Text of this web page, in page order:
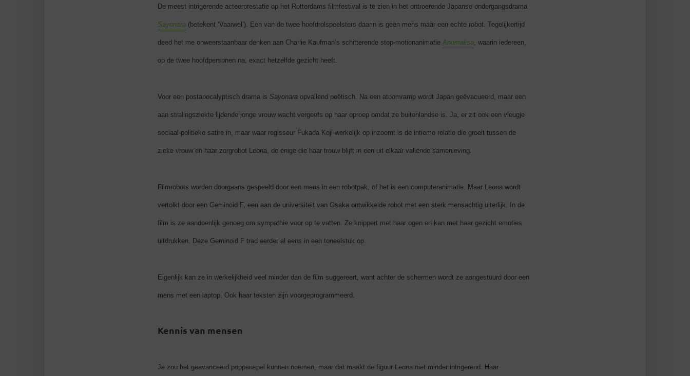
De meest intrigerende acteerprestatie op het Rotterdams filmfestival is te zien in het ontroerende Japanse ondergangsdrama
Sayonara (betekent ‘Vaarwel’). Een van de twee hoofdrolspeelsters daarin is geen mens maar een echte robot. Tegelijkertijd
deed het me onweerstaanbaar denken aan Charlie Kaufman’s schitterende stop-motionanimatie Anomalisa, waarin iedereen,
op de twee hoofdpersonen na, exact hetzelfde gezicht heeft.
Voor een postapocalyptisch drama is Sayonara opvallend poëtisch. Na een atoomramp wordt Japan geëvacueerd, maar een
aan stralingsziekte lijdende jonge vrouw wacht vergeefs op haar oproep omdat ze buitenlandse is. Ja, er zit ook een vleugje
sociaal-politieke satire in, maar waar regisseur Fukada Koji werkelijk op inzoomt is de intieme relatie die groeit tussen de
zieke vrouw en haar zorgrobot Leona, de enige die haar trouw blijft in een uit elkaar vallende samenleving.
Filmrobots worden doorgaans gespeeld door een mens in een robotpak, of het is een computeranimatie. Maar Leona wordt
vertolkt door een Geminoid F, een aan de universiteit van Osaka ontwikkelde robot met een sterk mensachtig uiterlijk. In de
film is ze aandoenlijk genoeg om sympathie voor op te vatten. Ze knippert met haar ogen en kan met haar gezicht emoties
uitdrukken. Deze Geminoid F trad eerder al eens in een toneelstuk op.
Eigenlijk kan ze in werkelijkheid veel minder dan de film suggereert, want achter de schermen wordt ze aangestuurd door een
mens met een laptop. Ook haar teksten zijn voorgeprogrammeerd.
Kennis van mensen
Je zou het geavanceerd poppenspel kunnen noemen, maar dat maakt de figuur Leona niet minder intrigerend. Haar